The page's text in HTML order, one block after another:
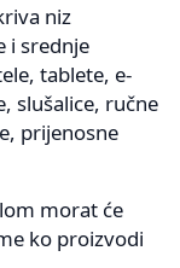
niz
i srednje
tablete, e-
slušalice, ručne
prijenosne
morat će
ko proizvodi